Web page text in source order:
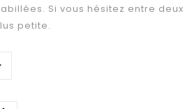
Si vous hésitez entre deux
petite.